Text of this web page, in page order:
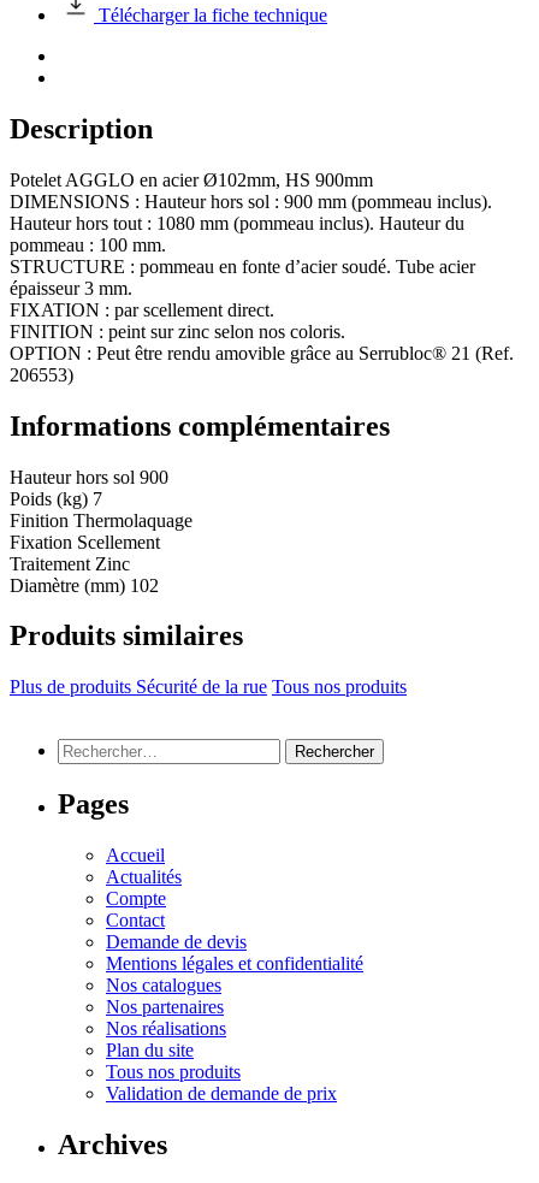
Ø102mm,
Télécharger la fiche technique
Description
Potelet AGGLO en acier Ø102mm, HS 900mm
DIMENSIONS : Hauteur hors sol : 900 mm (pommeau inclus).
Hauteur hors tout : 1080 mm (pommeau inclus). Hauteur du
pommeau : 100 mm.
STRUCTURE : pommeau en fonte d’acier soudé. Tube acier
épaisseur 3 mm.
FIXATION : par scellement direct.
FINITION : peint sur zinc selon nos coloris.
OPTION : Peut être rendu amovible grâce au Serrubloc® 21 (Ref.
206553)
Informations complémentaires
Hauteur hors sol 900
Poids (kg) 7
Finition Thermolaquage
Fixation Scellement
Traitement Zinc
Diamètre (mm) 102
Produits similaires
Plus de produits Sécurité de la rue Tous nos produits
Rechercher :
Pages
Accueil
Actualités
Compte
Contact
Demande de devis
Mentions légales et confidentialité
Nos catalogues
Nos partenaires
Nos réalisations
Plan du site
Tous nos produits
Validation de demande de prix
Archives